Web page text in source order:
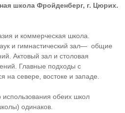
школа Фройденберг, г. Цюрих.
и коммерческая школа.
и гимнастический зал— общие
Актовый зал и столовая
Главные подходы с
на севере, востоке и западе.
использования обеих школ
одинаков.